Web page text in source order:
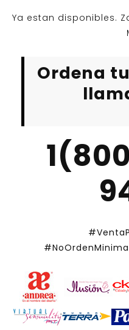
Ya estan disponibles.
Ordena
#NoOrdenMinima